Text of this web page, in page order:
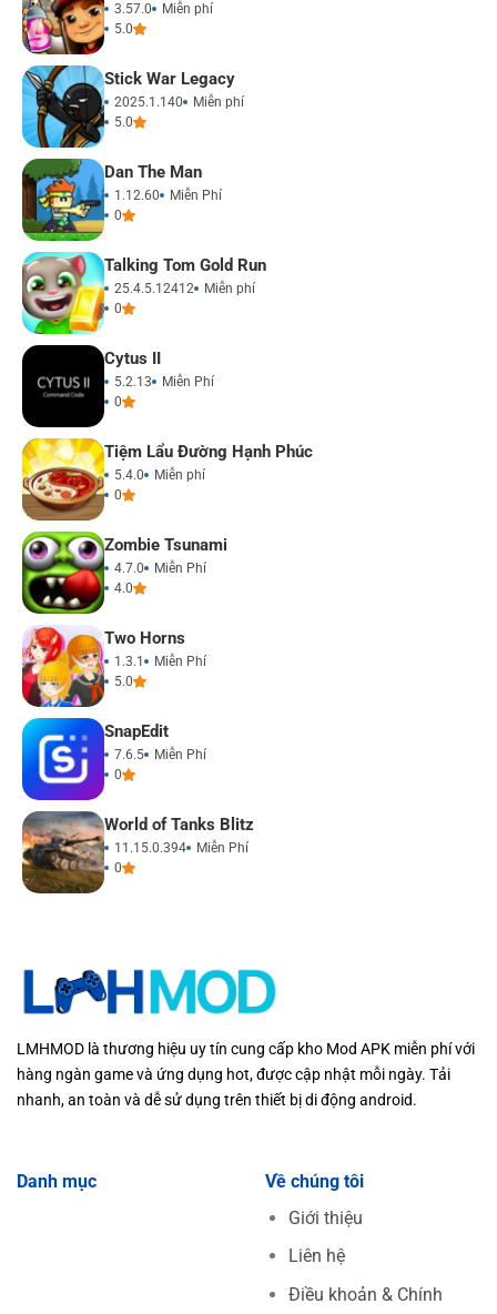
3.57.0
Miễn phí
5.0
Stick War Legacy
2025.1.140
Miễn phí
5.0
Dan The Man
1.12.60
Miễn Phí
0
Talking Tom Gold Run
25.4.5.12412
Miễn phí
0
Cytus II
5.2.13
Miễn Phí
0
Tiệm Lẩu Đường Hạnh Phúc
5.4.0
Miễn phí
0
Zombie Tsunami
4.7.0
Miễn Phí
4.0
Two Horns
1.3.1
Miễn Phí
5.0
SnapEdit
7.6.5
Miễn Phí
0
World of Tanks Blitz
11.15.0.394
Miễn Phí
0
LMHMOD là thương hiệu uy tín cung cấp kho Mod APK miễn phí với
hàng ngàn game và ứng dụng hot, được cập nhật mỗi ngày. Tải
nhanh, an toàn và dễ sử dụng trên thiết bị di động android.
Danh mục
Về chúng tôi
Giới thiệu
Liên hệ
Điều khoản & Chính